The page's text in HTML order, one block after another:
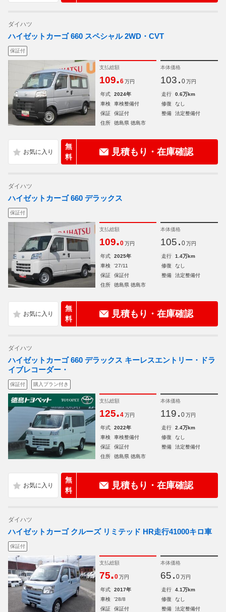
ダイハツ
ハイゼットカーゴ 660 スペシャル 2WD・CVT
保証付
支払総額
109.6 万円
本体価格
103. 0 万円
年式 2024年 走行
0.6万km
車検
車検整備付 修復
なし
保証
保証付 整備
法定整備付
住所
徳島県 徳島市
無
料
見積もり・在庫確認
ダイハツ
ハイゼットカーゴ 660 デラックス
保証付
支払総額
109.0 万円
本体価格
105. 0 万円
年式 2025年 走行
1.4万km
車検
'27/11 修復
なし
保証
保証付 整備
法定整備付
住所
徳島県 徳島市
無
料
見積もり・在庫確認
ダイハツ
ハイゼットカーゴ 660 デラックス キーレスエントリー・ドラ
イブレコーダー・
保証付 購入プラン付き
支払総額
125.4 万円
本体価格
119. 0 万円
年式 2022年 走行
2.4万km
車検
車検整備付 修復
なし
保証
保証付 整備
法定整備付
住所
徳島県 徳島市
無
料
見積もり・在庫確認
ダイハツ
ハイゼットカーゴ クルーズ リミテッド HR走行41000キロ車
保証付
支払総額
75.0 万円
本体価格
65. 0 万円
年式 2017年 走行
4.1万km
車検
'28/8 修復
なし
保証
保証付 整備
法定整備付